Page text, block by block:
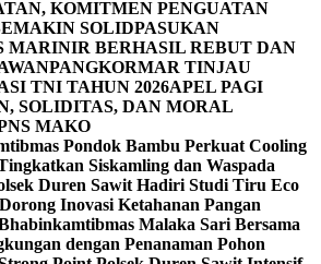
KOMITMEN PENGUATAN
SOLIDPASUKAN
MARINIR BERHASIL REBUT DAN
PANGKORMAR TINJAU
TNI TAHUN 2026APEL PAGI
SOLIDITAS, DAN MORAL
MAKO
Pondok Bambu Perkuat Cooling
Siskamling dan Waspada
Duren Sawit Hadiri Studi Tiru Eco
Inovasi Ketahanan Pangan
Malaka Sari Bersama
dengan Penanaman Pohon